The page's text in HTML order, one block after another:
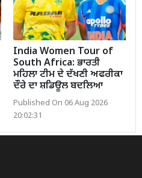
India Women Tour of
South Africa: ਭਾਰਤੀ
ਮਹਿਲਾ ਟੀਮ ਦੇ ਦੱਖਣੀ ਅਫਰੀਕਾ
ਦੌਰੇ ਦਾ ਸ਼ਡਿਊਲ ਬਦਲਿਆ
Published On 06 Aug 2026
20:02:31